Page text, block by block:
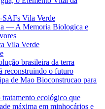
SAFs Vila Verde
— A Memoria Biologica e
Vila Verde
brasileira da terra
reconstruindo o futuro
de Mao Bioconstrucao para
ecológico que
máxima em minhocários e